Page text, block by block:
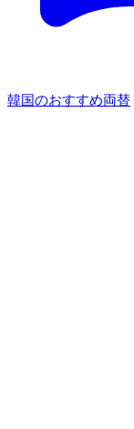
韓国のおすすめ両替